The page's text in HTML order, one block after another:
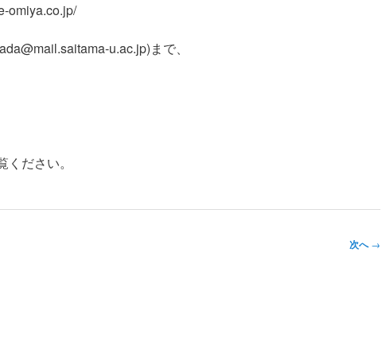
omiya.co.jp/
u.ac.jp)まで、
ださい。
次へ→